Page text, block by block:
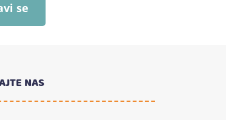
se
NAS